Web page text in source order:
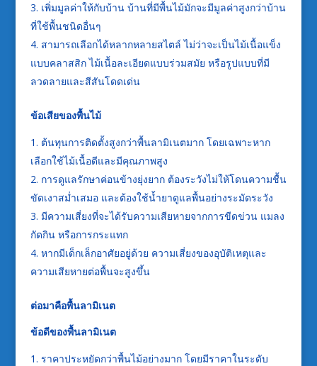
เพิ่มมูลค่าให้กับบ้าน บ้านที่มีพื้นไม้มักจะมีมูลค่าสูงกว่าบ้าน
ที่ใช้พื้นชนิดอื่นๆ
สามารถเลือกได้หลากหลายสไตล์ ไม่ว่าจะเป็นไม้เนื้อแข็ง
แบบคลาสสิก ไม้เนื้อละเอียดแบบร่วมสมัย หรือรูปแบบที่มี
ลวดลายและสีสันโดดเด่น
ข้อเสียของพื้นไม้
ต้นทุนการติดตั้งสูงกว่าพื้นลามิเนตมาก โดยเฉพาะหาก
เลือกใช้ไม้เนื้อดีและมีคุณภาพสูง
การดูแลรักษาค่อนข้างยุ่งยาก ต้องระวังไม่ให้โดนความชื้น
ขัดเงาสม่ำเสมอ และต้องใช้น้ำยาดูแลพื้นอย่างระมัดระวัง
มีความเสี่ยงที่จะได้รับความเสียหายจากการขีดข่วน แมลง
กัดกิน หรือการกระแทก
หากมีเด็กเล็กอาศัยอยู่ด้วย ความเสี่ยงของอุบัติเหตุและ
ความเสียหายต่อพื้นจะสูงขึ้น
ต่อมาคือพื้นลามิเนต
ข้อดีของพื้นลามิเนต
ราคาประหยัดกว่าพื้นไม้อย่างมาก โดยมีราคาในระดับ